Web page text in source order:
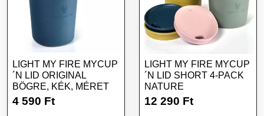
LIGHT MY FIRE MYCUP
´N LID ORIGINAL
BÖGRE, KÉK, MÉRET
4 590 Ft
LIGHT MY FIRE MYCUP
´N LID SHORT 4-PACK
NATURE
12 290 Ft